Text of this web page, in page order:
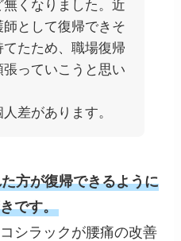
くなりました。近
として復帰できそ
てたため、職場復帰
張っていこうと思い
差があります。
方が復帰できるように
です。
シラックが腰痛の改善